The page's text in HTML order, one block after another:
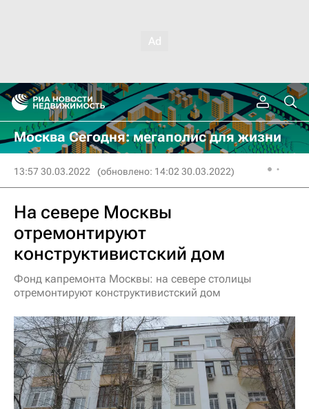
Москва Сегодня: мегаполис для жизни
13:57 30.03.2022 (обновлено: 14:02 30.03.2022)
На севере Москвы
отремонтируют
конструктивистский дом
Фонд капремонта Москвы: на севере столицы
отремонтируют конструктивистский дом